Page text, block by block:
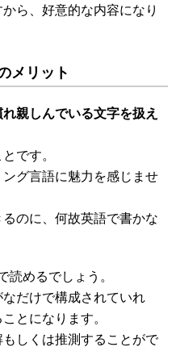
ら、好意的な内容になり
メリット
親しんでいる文字を扱え
です。
グ言語に魅力を感じませ
るのに、何故英語で書かな
読めるでしょう。
だけで構成されていれ
とになります。
しくは推測することがで